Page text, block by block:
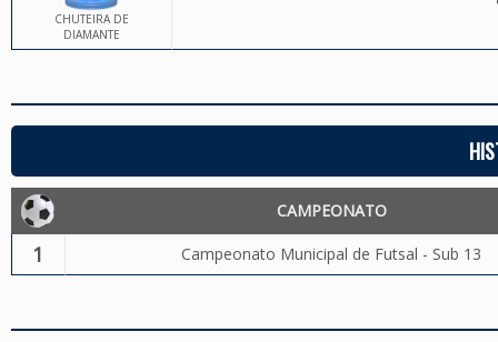
CHUTEIRA DE
DIAMANTE
CAMPEONATO
1 Campeonato Municipal de Futsal - Sub 13